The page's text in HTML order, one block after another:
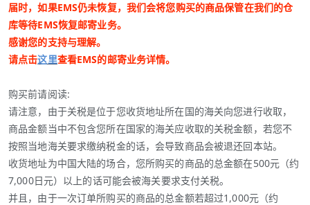
届时，如果EMS仍未恢复，我们会将您购买的商品保管在我们的仓
库等待EMS恢复邮寄业务。
感谢您的支持与理解。
请点击这里查看EMS的邮寄业务详情。
购买前请阅读:
请注意，由于关税是位于您收货地址所在国的海关向您进行收取，
商品金额当中不包含您所在国家的海关应收取的关税金额，若您不
按照当地海关要求缴纳税金的话，会导致商品会被退还回本站。
收货地址为中国大陆的场合，您所购买的商品的总金额在500元（约
7,000日元）以上的话可能会被海关要求支付关税。
并且，由于一次订单所购买的商品的总金额若超过1,000元（约